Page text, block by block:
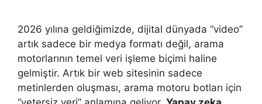
2026 yılına geldiğimizde, dijital dünyada “video”
artık sadece bir medya formatı değil, arama
motorlarının temel veri işleme biçimi haline
gelmiştir. Artık bir web sitesinin sadece
metinlerden oluşması, arama motoru botları için